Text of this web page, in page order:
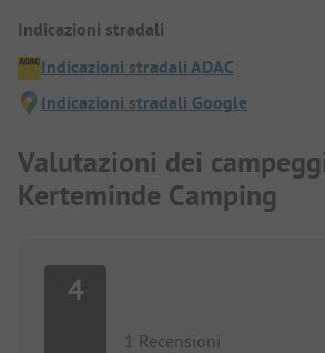
Indicazioni stradali
Indicazioni stradali ADAC
Indicazioni stradali Google
Valutazioni dei
Kerteminde Camping
4
1 Recensioni